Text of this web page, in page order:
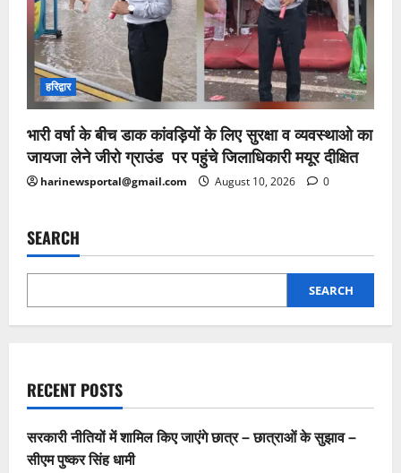
हरिद्वार
भारी वर्षा के बीच डाक कांवड़ियों के लिए सुरक्षा व व्यवस्थाओ का
जायजा लेने जीरो ग्राउंड पर पहुंचे जिलाधिकारी मयूर दीक्षित
harinewsportal@gmail.com August 10, 2026 0
SEARCH
SEARCH
RECENT POSTS
सरकारी नीतियों में शामिल किए जाएंगे छात्र – छात्राओं के सुझाव –
सीएम पुष्कर सिंह धामी